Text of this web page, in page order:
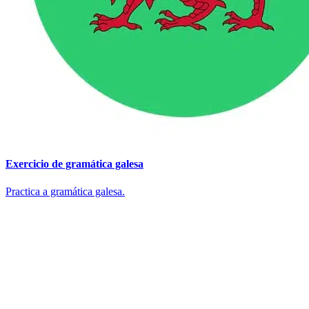
Exercicio de gramática galesa
Practica a gramática galesa.